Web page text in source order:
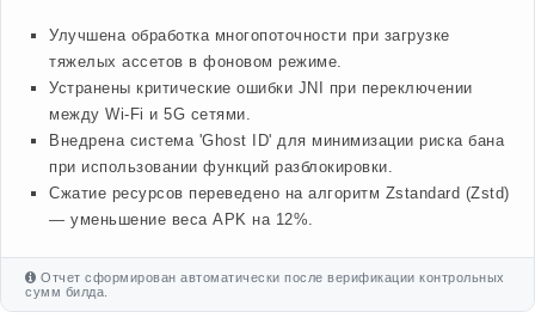
Улучшена обработка многопоточности при загрузке
тяжелых ассетов в фоновом режиме.
Устранены критические ошибки JNI при переключении
между Wi-Fi и 5G сетями.
Внедрена система 'Ghost ID' для минимизации риска бана
при использовании функций разблокировки.
Сжатие ресурсов переведено на алгоритм Zstandard (Zstd)
— уменьшение веса APK на 12%.
Отчет сформирован автоматически после верификации контрольных
сумм билда.